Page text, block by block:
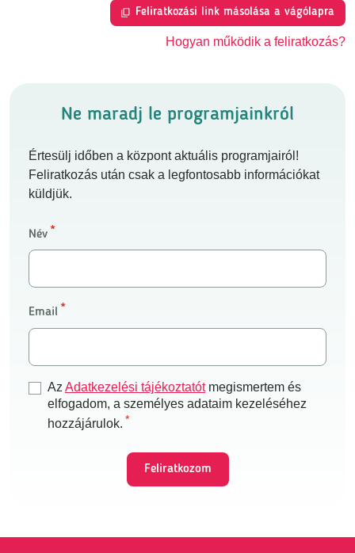
Feliratkozási link másolása a vágólapra
Hogyan működik a feliratkozás?
Ne maradj le programjainkról
Értesülj időben a központ aktuális programjairól!
Feliratkozás után csak a legfontosabb információkat
küldjük.
Név
Email
Az Adatkezelési tájékoztatótmegismertem és
elfogadom, a személyes adataim kezeléséhez
hozzájárulok.